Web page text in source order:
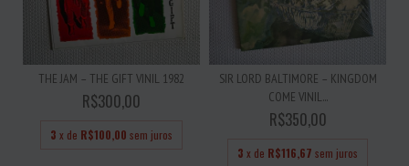
THE JAM – THE GIFT VINIL 1982
R$300,00
3 x de R$100,00 sem juros
SIR LORD BALTIMORE – KINGDOM
COME VINIL...
R$350,00
3 x de R$116,67 sem juros